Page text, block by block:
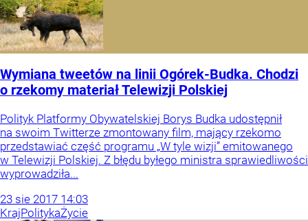
Wymiana tweetów na linii Ogórek-Budka. Chodzi
o rzekomy materiał Telewizji Polskiej
Polityk Platformy Obywatelskiej Borys Budka udostępnił
na swoim Twitterze zmontowany film, mający rzekomo
przedstawiać część programu „W tyle wizji” emitowanego
w Telewizji Polskiej. Z błędu byłego ministra sprawiedliwości
wyprowadziła...
23 sie 2017 14:03
KrajPolitykaŻycie